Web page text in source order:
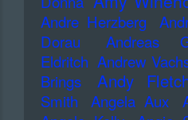
Andre Herzberg
Dorau
Andreas
Eldritch Andrew
Brings
Andy
Smith
Angela Aux